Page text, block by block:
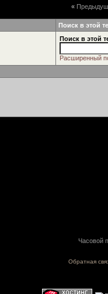
«
Поиск в этой
Поиск в этой
Расширенный
Часовой
Обратная